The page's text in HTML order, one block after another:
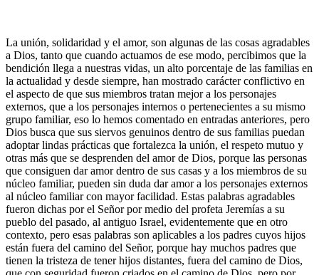
La unión, solidaridad y el amor, son algunas de las cosas agradables
a Dios, tanto que cuando actuamos de ese modo, percibimos que la
bendición llega a nuestras vidas, un alto porcentaje de las familias en
la actualidad y desde siempre, han mostrado carácter conflictivo en
el aspecto de que sus miembros tratan mejor a los personajes
externos, que a los personajes internos o pertenecientes a su mismo
grupo familiar, eso lo hemos comentado en entradas anteriores, pero
Dios busca que sus siervos genuinos dentro de sus familias puedan
adoptar lindas prácticas que fortalezca la unión, el respeto mutuo y
otras más que se desprenden del amor de Dios, porque las personas
que consiguen dar amor dentro de sus casas y a los miembros de su
núcleo familiar, pueden sin duda dar amor a los personajes externos
al núcleo familiar con mayor facilidad. Estas palabras agradables
fueron dichas por el Señor por medio del profeta Jeremías a su
pueblo del pasado, al antiguo Israel, evidentemente que en otro
contexto, pero esas palabras son aplicables a los padres cuyos hijos
están fuera del camino del Señor, porque hay muchos padres que
tienen la tristeza de tener hijos distantes, fuera del camino de Dios,